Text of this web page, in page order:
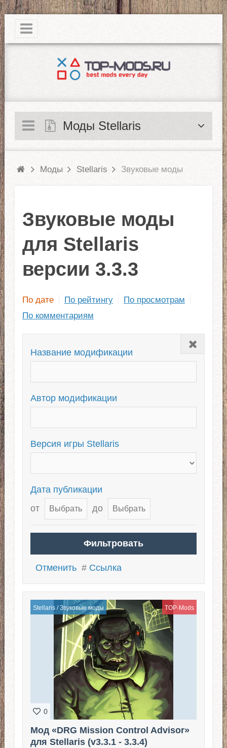
|
Моды Stellaris
Моды Stellaris Звуковые моды
Звуковые моды
для Stellaris
версии 3.3.3
По дате По рейтингу
По просмотрам
По комментариям
Закрыть
Название модификации
Автор модификации
Версия игры Stellaris
Дата публикации
от
до
Отменить # Ссылка
Stellaris/Звуковые моды TOP-Mods
0
Мод «DRG Mission Control Advisor»
для Stellaris (v3.3.1 - 3.3.4)